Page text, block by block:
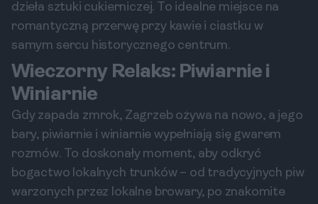
dzieła sztuki cukierniczej. To idealne miejsce na
romantyczną przerwę przy kawie i ciastku w
samym sercu historycznego centrum.
Wieczorny Relaks: Piwiarnie i
Winiarnie
Gdy zapada zmrok, Zagrzeb ożywa na nowo, a jego
bary, piwiarnie i winiarnie wypełniają się gwarem
rozmów. To doskonały moment, aby odkryć
bogactwo lokalnych trunków – od tradycyjnych piw
warzonych przez lokalne browary, po znakomite